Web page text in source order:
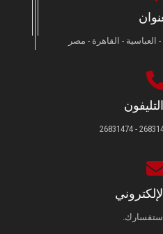
العباسية - القاهرة - مصر